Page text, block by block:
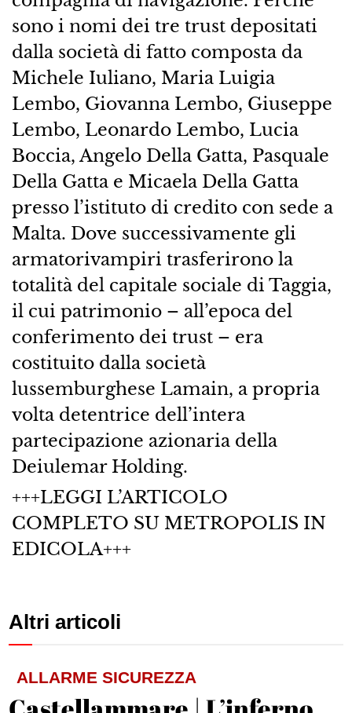
sono i nomi dei tre trust depositati
dalla società di fatto composta da
Michele Iuliano, Maria Luigia
Lembo, Giovanna Lembo, Giuseppe
Lembo, Leonardo Lembo, Lucia
Boccia, Angelo Della Gatta, Pasquale
Della Gatta e Micaela Della Gatta
presso l’istituto di credito con sede a
Malta. Dove successivamente gli
armatorivampiri trasferirono la
totalità del capitale sociale di Taggia,
il cui patrimonio – all’epoca del
conferimento dei trust – era
costituito dalla società
lussemburghese Lamain, a propria
volta detentrice dell’intera
partecipazione azionaria della
Deiulemar Holding.
+++LEGGI L’ARTICOLO
COMPLETO SU METROPOLIS IN
EDICOLA+++
Altri articoli
ALLARME SICUREZZA